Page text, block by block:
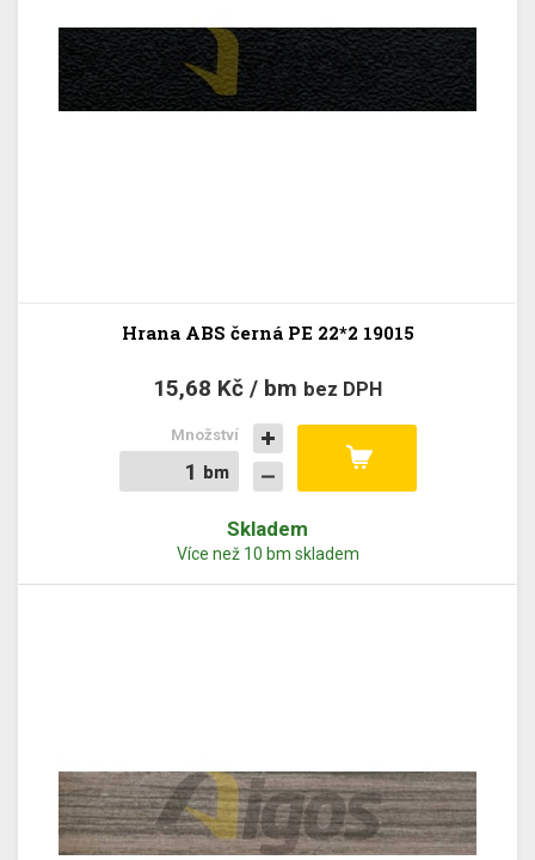
Hrana ABS černá PE 22*2 19015
15,68 Kč / bm bez DPH
bm
bm
Množství
Skladem
Více než 10 bm skladem